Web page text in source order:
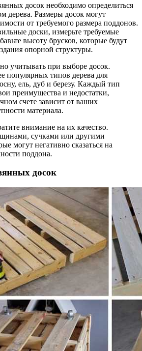
досок необходимо определиться
дерева. Размеры досок могут
от требуемого размера поддонов.
доски, измерьте требуемые
высоту брусков, которые будут
опорной структуры.
учитывать при выборе досок.
популярных типов дерева для
ель, дуб и березу. Каждый тип
преимущества и недостатки,
счете зависит от ваших
материала.
внимание на их качество.
сучками или другими
могут негативно сказаться на
поддона.
досок